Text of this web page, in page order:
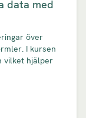
data med
över
I kursen
vilket hjälper